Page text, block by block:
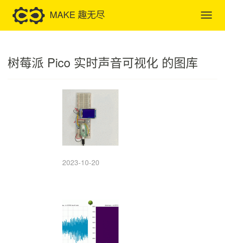
MAKE 趣无尽
树莓派 Pico 实时声音可视化 的图库
2023-10-20